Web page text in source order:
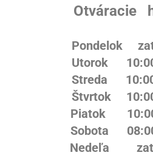
Otváracie
Pondelok
Utorok
Streda
Štvrtok
Piatok
Sobota
Nedeľa